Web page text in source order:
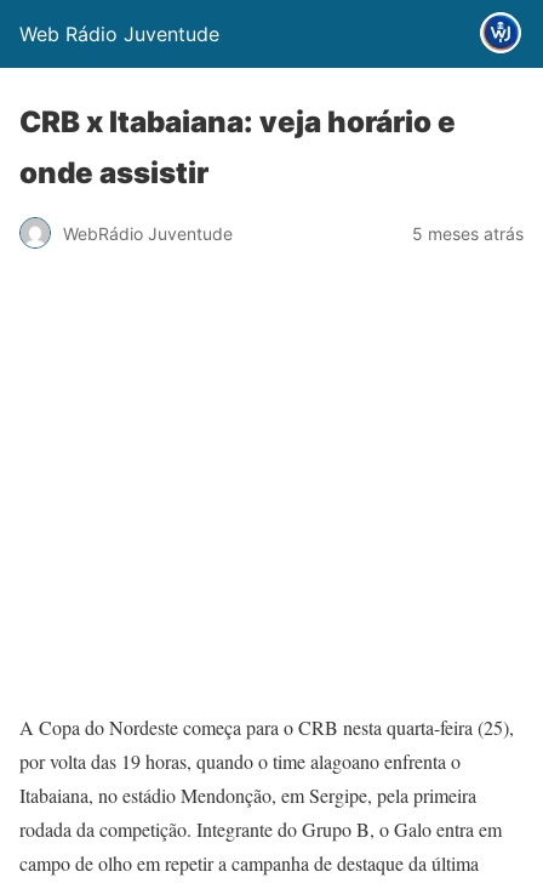
Web Rádio Juventude
CRB x Itabaiana: veja horário e
onde assistir
WebRádio Juventude 5 meses atrás
A Copa do Nordeste começa para o CRB nesta quarta-feira (25),
por volta das 19 horas, quando o time alagoano enfrenta o
Itabaiana, no estádio Mendonção, em Sergipe, pela primeira
rodada da competição. Integrante do Grupo B, o Galo entra em
campo de olho em repetir a campanha de destaque da última